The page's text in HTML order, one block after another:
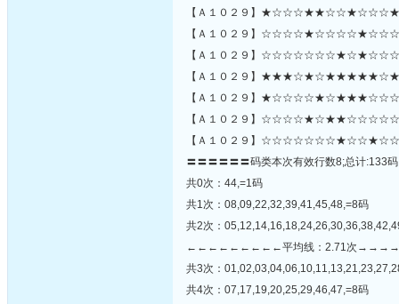
【Ａ１０２９】
【Ａ１０２９】
【Ａ１０２９】
【Ａ１０２９】
【Ａ１０２９】
【Ａ１０２９】
【Ａ１０２９】
〓〓〓〓〓〓码类本次有效行数8;总计:133
共0次：44,=1码
共1次：08,09,22,32,39,41,45,48,=8码
共2次：
←←←←←←←←←平均线：2.71次
共3次：
共4次：07,17,19,20,25,29,46,47,=8码